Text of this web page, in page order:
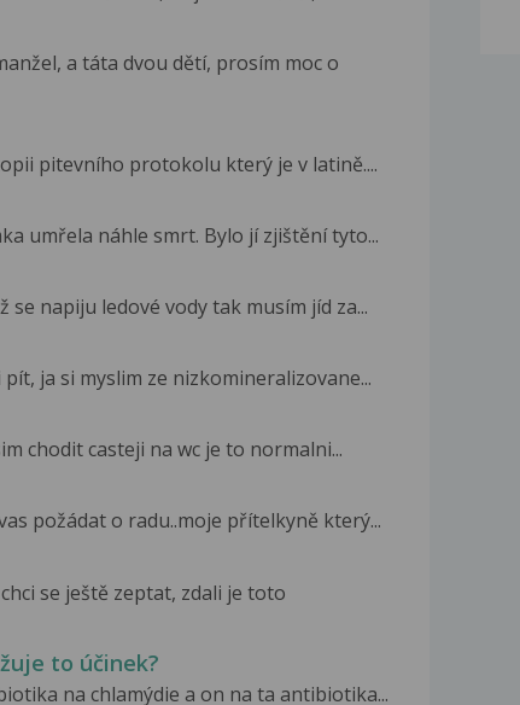
a táta dvou dětí, prosím moc o
pitevního protokolu který je v latině....
umřela náhle smrt. Bylo jí zjištění tyto...
napiju ledové vody tak musím jíd za...
ja si myslim ze nizkomineralizovane...
chodit casteji na wc je to normalni...
požádat o radu..moje přítelkyně který...
se ještě zeptat, zdali je toto
to účinek?
na chlamýdie a on na ta antibiotika...